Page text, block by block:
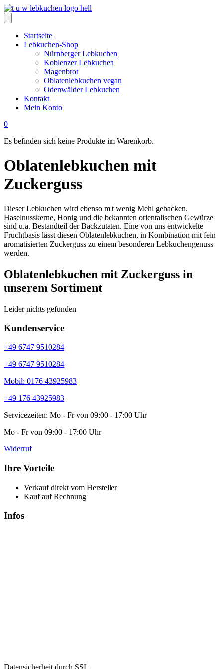
Zum
Inhalt
springen
Startseite
Lebkuchen-Shop
Nürnberger Lebkuchen
Koblenzer Lebkuchen
Magenbrot
Oblatenlebkuchen vegan
Odenwälder Lebkuchen
Kontakt
Mein Konto
0
Es befinden sich keine Produkte im Warenkorb.
Oblatenlebkuchen mit
Zuckerguss
Dieser Lebkuchen wird ebenso mit wenig Mehl gebacken.
Haselnusskerne, Honig und die bekannten orientalischen Gewürze
sind u.a. Bestandteil der Backzutaten. Eine von uns entwickelte
Fruchtbasis lässt diesen Oblatenlebkuchen, in Kombination mit fein
aromatisierten Zuckerguss zu einem besonderen Lebkuchengenuss
werden.
Oblatenlebkuchen mit Zuckerguss in
unserem Sortiment
Leider nichts gefunden
Kundenservice
+49 6747 9510284
+49 6747 9510284
Mobil: 0176 43925983
+49 176 43925983
Servicezeiten: Mo - Fr von 09:00 - 17:00 Uhr
Mo - Fr von 09:00 - 17:00 Uhr
Widerruf
Ihre Vorteile
Verkauf direkt vom Hersteller
Kauf auf Rechnung
Infos
Datensicherheit durch SSL